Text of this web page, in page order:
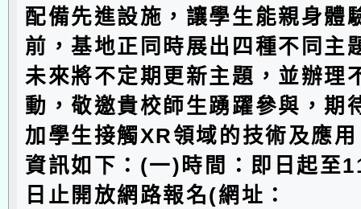
配備先進設施，讓學生能親身體
前，基地正同時展出四種不同主
未來將不定期更新主題，並辦理
動，敬邀貴校師生踴躍參與，期
加學生接觸XR領域的技術及應
資訊如下：(一)時間：即日起至
日止開放網路報名(網址：